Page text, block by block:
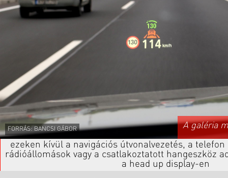
FORRÁS: BANCSI GÁBOR A galéria
ezeken kívül a navigációs útvonalvezetés, a
rádióállomások vagy a csatlakoztatott hangeszköz
a head up display-en